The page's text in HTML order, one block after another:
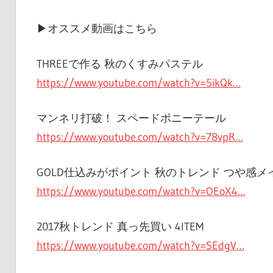
▶︎オススメ動画はこちら
THREEで作る 秋のくすみパステル
https://www.youtube.com/watch?v=5ikQk…
マンネリ打破！ スペードポニーテール
https://www.youtube.com/watch?v=78vpR…
GOLD仕込みがポイント 秋のトレンド つや感メ
https://www.youtube.com/watch?v=OEoX4…
2017秋トレンド 真っ先買い 4ITEM
https://www.youtube.com/watch?v=SEdgV…